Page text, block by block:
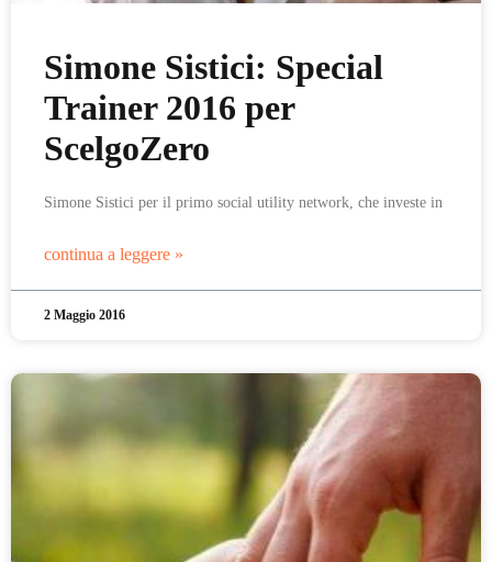
Simone Sistici: Special
Trainer 2016 per
ScelgoZero
Simone Sistici per il primo social utility network, che investe in
continua a leggere »
2 Maggio 2016